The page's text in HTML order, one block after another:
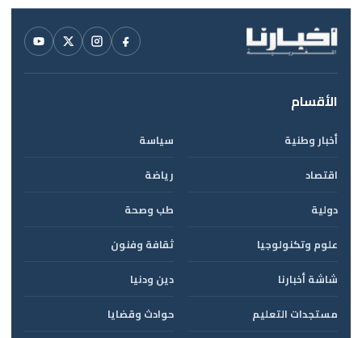
الأقسام
أخبار وطنية
سياسة
اقتصاد
رياضة
دولية
طب وصحة
علوم وتكنولوجيا
ثقافة وفنون
شاشة أخبارنا
دين ودنيا
مستجدات التعليم
حوادث وقضايا